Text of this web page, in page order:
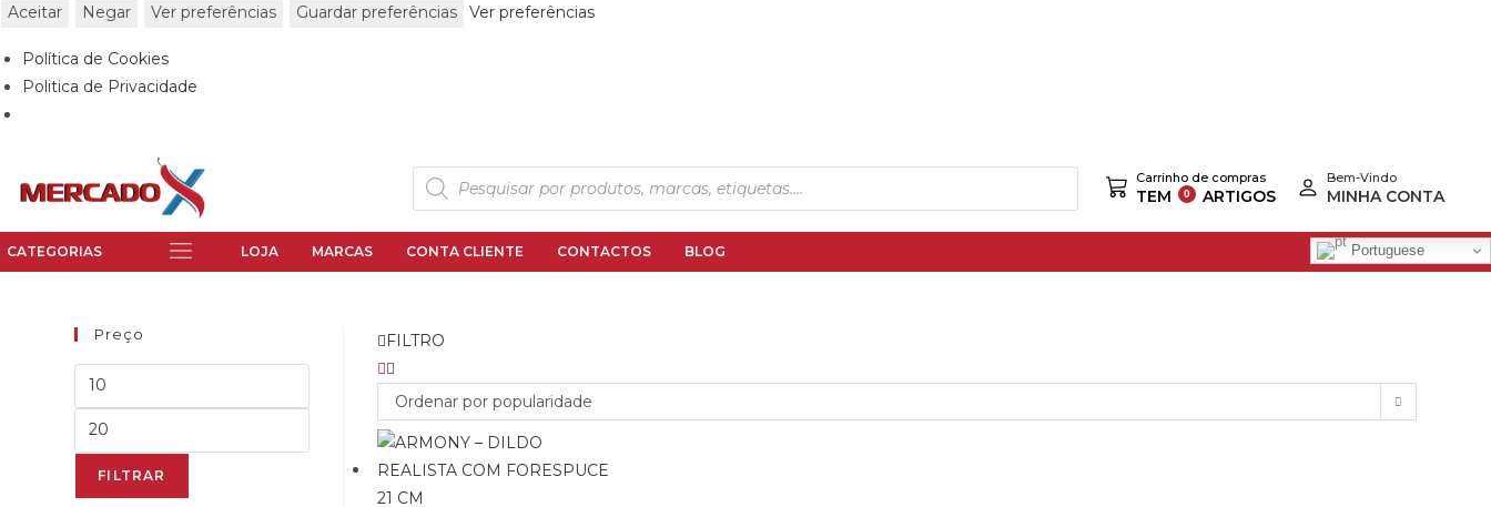
Aceitar Negar Ver preferências Guardar preferências Ver preferências
Política de Cookies
Politica de Privacidade
Carrinho de compras
TEM ARTIGOS
Bem-Vindo
MINHA CONTA
LOJA MARCAS CONTA CLIENTE CONTACTOS BLOG Portuguese
FILTRO
Ordenar por popularidade
Preço
FILTRAR